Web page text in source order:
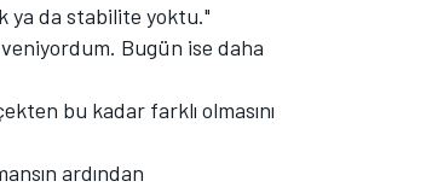
ya da stabilite yoktu."
Bugün ise daha
bu kadar farklı olmasını
ardından